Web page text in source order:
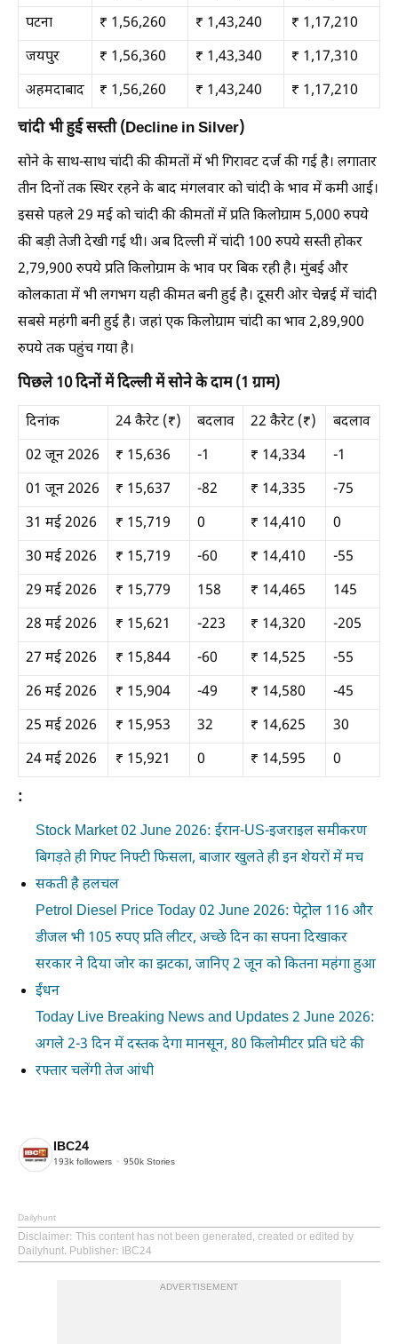
पटना
₹ 1,56,260 ₹ 1,43,240
₹ 1,17,210
जयपुर
₹ 1,56,360 ₹ 1,43,340
₹ 1,17,310
अहमदाबाद
₹ 1,56,260 ₹ 1,43,240 ₹ 1,17,210
चांदी भी हुई सस्ती (Decline in Silver)
सोने के साथ-साथ चांदी की कीमतों में भी गिरावट दर्ज की गई है। लगातार
तीन दिनों तक स्थिर रहने के बाद मंगलवार को चांदी के भाव में कमी आई।
इससे पहले 29 मई को चांदी की कीमतों में प्रति किलोग्राम 5,000 रुपये
की बड़ी तेजी देखी गई थी। अब दिल्ली में चांदी 100 रुपये सस्ती होकर
2,79,900 रुपये प्रति किलोग्राम के भाव पर बिक रही है। मुंबई और
कोलकाता में भी लगभग यही कीमत बनी हुई है। दूसरी ओर चेन्नई में चांदी
सबसे महंगी बनी हुई है। जहां एक किलोग्राम चांदी का भाव 2,89,900
रुपये तक पहुंच गया है।
पिछले 10 दिनों में दिल्ली में सोने के दाम (1 ग्राम)
दिनांक 24 कैरेट (₹) बदलाव 22 कैरेट (₹)
बदलाव
02 जून 2026
₹ 15,636 -1 ₹ 14,334
-1
01 जून 2026
₹ 15,637 -82 ₹ 14,335
-75
31 मई 2026
₹ 15,719 0 ₹ 14,410
0
30 मई 2026
₹ 15,719 -60 ₹ 14,410
-55
29 मई 2026
₹ 15,779 158 ₹ 14,465
145
28 मई 2026
₹ 15,621 -223 ₹ 14,320
-205
27 मई 2026
₹ 15,844 -60 ₹ 14,525
-55
26 मई 2026
₹ 15,904 -49 ₹ 14,580
-45
25 मई 2026
₹ 15,953 32 ₹ 14,625
30
24 मई 2026
₹ 15,921 0 ₹ 14,595 0
:
Stock Market 02 June 2026: ईरान-US-इजराइल समीकरण
बिगड़ते ही गिफ्ट निफ्टी फिसला, बाजार खुलते ही इन शेयरों में मच
सकती है हलचल
Petrol Diesel Price Today 02 June 2026: पेट्रोल 116 और
डीजल भी 105 रुपए प्रति लीटर, अच्छे दिन का सपना दिखाकर
सरकार ने दिया जोर का झटका, जानिए 2 जून को कितना महंगा हुआ
ईंधन
Today Live Breaking News and Updates 2 June 2026:
अगले 2-3 दिन में दस्तक देगा मानसून, 80 किलोमीटर प्रति घंटे की
रफ्तार चलेंगी तेज आंधी
IBC24
193k followers 950k Stories
Dailyhunt
Disclaimer: This content has not been generated, created or edited by
Dailyhunt. Publisher: IBC24
ADVERTISEMENT